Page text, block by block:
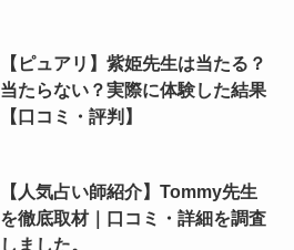
【ピュアリ】紫姫先生は当たる？
当たらない？実際に体験した結果
【口コミ・評判】
【人気占い師紹介】Tommy先生
を徹底取材｜口コミ・詳細を調査
しました。